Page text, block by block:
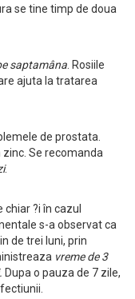
se tine timp de doua
saptamâna . Rosiile
ajuta la tratarea
de prostata.
Se recomanda
.
?i în cazul
s-a observat ca
de trei luni, prin
vreme de 3
Dupa o pauza de 7 zile,